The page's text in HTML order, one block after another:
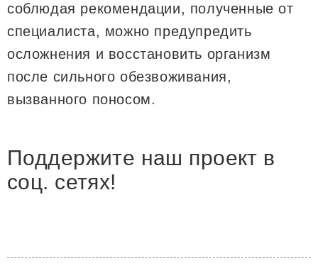
соблюдая рекомендации, полученные от
специалиста, можно предупредить
осложнения и восстановить организм
после сильного обезвоживания,
вызванного поносом.
Поддержите наш проект в
соц. сетях!